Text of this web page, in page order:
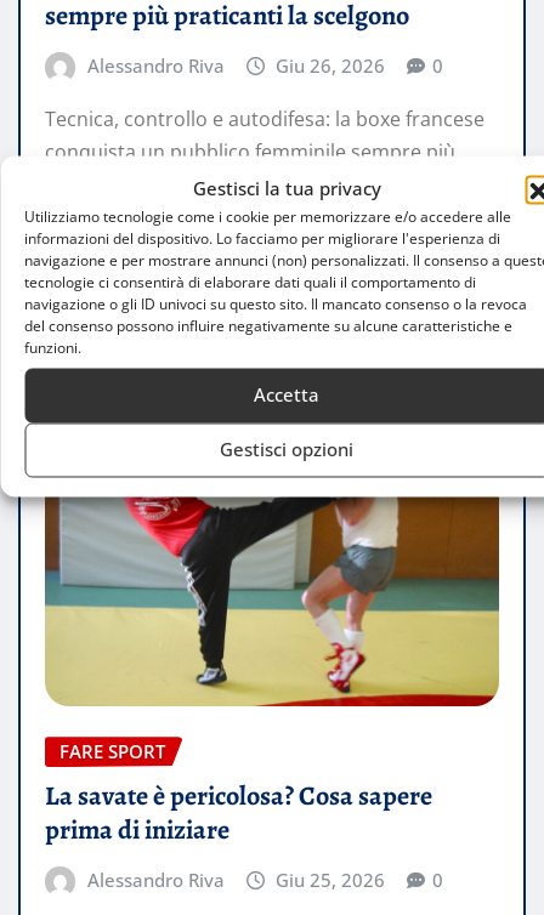
Gestisci la tua privacy
Utilizziamo tecnologie come i cookie per memorizzare e/o accedere alle
informazioni del dispositivo. Lo facciamo per migliorare l'esperienza di
navigazione e per mostrare annunci (non) personalizzati. Il consenso a
tecnologie ci consentirà di elaborare dati quali il comportamento di
navigazione o gli ID univoci su questo sito. Il mancato consenso o la revoca
del consenso possono influire negativamente su alcune caratteristiche e
funzioni.
Accetta
Gestisci opzioni
sempre più praticanti la scelgono
Alessandro Riva Giu 26, 2026 0
Tecnica, controllo e autodifesa: la boxe francese
conquista un pubblico femminile sempre più
ampio Una disciplina che supera gli stereotipi…
LEGGI TUTTO
FARE SPORT
La savate è pericolosa? Cosa sapere
prima di iniziare
Alessandro Riva Giu 25, 2026 0